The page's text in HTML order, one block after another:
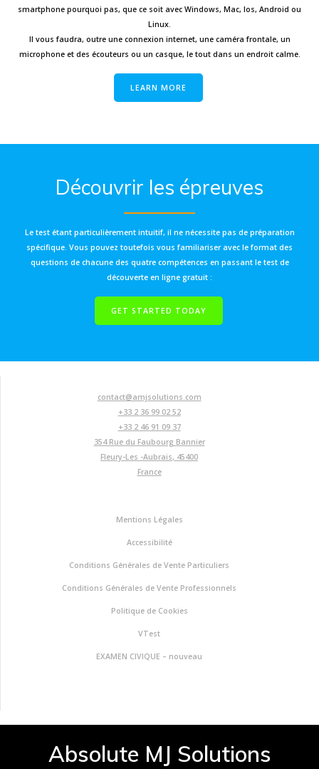
smartphone pourquoi pas, que ce soit avec Windows, Mac, Ios, Android ou
Linux.
Il vous faudra, outre une connexion internet, une caméra frontale, un
microphone et des écouteurs ou un casque, le tout dans un endroit calme.
LEARN MORE
Découvrir les épreuves
Le test étant particulièrement intuitif, il ne nécessite pas de préparation
spécifique. Vous pouvez toutefois vous familiariser avec le format des
questions de chacune des quatre compétences en passant le test de
découverte en ligne gratuit :
GET STARTED TODAY
contact@amjsolutions.com
+33 2 36 99 02 52
+33 2 46 91 09 37
354 Rue du Faubourg Bannier
Fleury-Les -Aubrais, 45400
France
Mentions Légales
Accessibilité
Conditions Générales de Vente Particuliers
Conditions Générales de Vente Professionnels
Politique de Cookies
VTest
EXAMEN CIVIQUE – nouveau
Absolute MJ Solutions